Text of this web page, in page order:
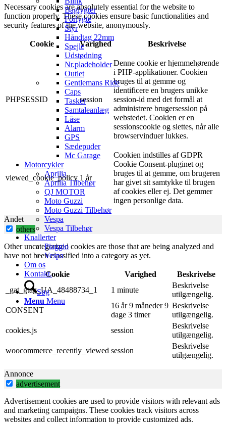
Baglygter
Forlygte
Styr
Håndtag 22mm
Spejle
Udstødning
Nr.pladeholder
Outlet
Gentlemans Ride
Caps
Tasker
Samtaleanlæg
Låse
Alarm
GPS
Sædepuder
Mc Garage
Motorcykler
Aprilia
Aprilia Tilbehør
QJ MOTOR
Moto Guzzi
Moto Guzzi Tilbehør
Vespa
Vespa Tilbehør
Knallerter
Piaggio
Vespa
Om os
Kontakt.
Søg
Menu Menu
Necessary cookies are absolutely essential for the website to
function properly. These cookies ensure basic functionalities and
security features of the website, anonymously.
Cookie Varighed Beskrivelse
PHPSESSID session
Denne cookie er hjemmehørende
i PHP-applikationer. Cookien
bruges til at gemme og
identificere en brugers unikke
session-id med det formål at
administrere brugersession på
webstedet. Cookien er en
sessionscookie og slettes, når alle
browservinduer lukkes.
viewed_cookie_policy 1 år
Cookien indstilles af GDPR
Cookie Consent-pluginet og
bruges til at gemme, om brugeren
har givet sit samtykke til brugen
af ​​cookies eller ej. Det gemmer
ingen personlige data.
Andet
others
Other uncategorized cookies are those that are being analyzed and
have not been classified into a category as yet.
Cookie Varighed
Beskrivelse
_gat_gtag_UA_48488734_1
1 minute
Beskrivelse
utilgængelig.
CONSENT
16 år 9 måneder 9
dage 3 timer
Beskrivelse
utilgængelig.
cookies.js
session
Beskrivelse
utilgængelig.
woocommerce_recently_viewed session
Beskrivelse
utilgængelig.
Annonce
advertisement
Advertisement cookies are used to provide visitors with relevant ads
and marketing campaigns. These cookies track visitors across
websites and collect information to provide customized ads.